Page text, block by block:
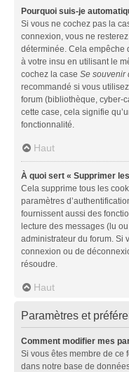
Pourquoi suis-je
Si vous ne cochez pas la
connexion, vous ne
déterminée. Cela empêche
à votre insu en utilisant le
cochez la case Se souvenir
recommandé si vous
forum (bibliothèque, cyber-
cette case, cela signifie
fonctionnalité.
Haut
À quoi sert « Supprimer
Cela supprime tous les
paramètres
fournissent aussi des
lecture des messages (lu
administrateur du forum. Si
connexion ou de
résoudre.
Haut
Paramètres et
Comment modifier mes
Si vous êtes membre de ce
dans notre base de